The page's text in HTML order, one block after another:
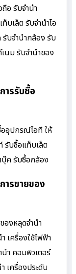
อ รับจำนำ
บเล็ต รับจำนำไอ
รับจำนำกล้อง รับ
เนม รับจำนำของ
ารรับซื้อ
ออุปกรณ์ไอที ให้
รับซื้อแท็บเล็ต
บุ๊ค รับซื้อกล้อง
ารขายของ
องหลุดจำนำ
เครื่องใช้ไฟฟ้า
นำ คอมพิวเตอร์
เครื่องประดับ